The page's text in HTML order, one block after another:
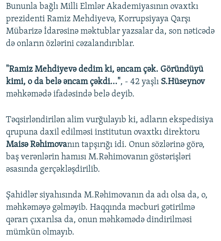
Bununla bağlı Milli Elmlər Akademiyasının ovaxtkı
prezidenti Ramiz Mehdiyevə, Korrupsiyaya Qarşı
Mübarizə İdarəsinə məktublar yazsalar da, son nəticədə
də onların özlərini cəzalandırıblar.
"Ramiz Mehdiyevə dedim ki, əncam çək. Göründüyü
kimi, o da belə əncam çəkdi...", - 42 yaşlı S.Hüseynov
məhkəmədə ifadəsində belə deyib.
Təqsirləndirilən alim vurğulayıb ki, adların ekspedisiya
qrupuna daxil edilməsi institutun ovaxtkı direktoru
Maisə Rəhimovanın tapşırığı idi. Onun sözlərinə görə,
baş verənlərin hamısı M.Rəhimovanın göstərişləri
əsasında gerçəkləşdirilib.
Şahidlər siyahısında M.Rəhimovanın da adı olsa da, o,
məhkəməyə gəlməyib. Haqqında məcburi gətirilmə
qərarı çıxarılsa da, onun məhkəmədə dindirilməsi
mümkün olmayıb.